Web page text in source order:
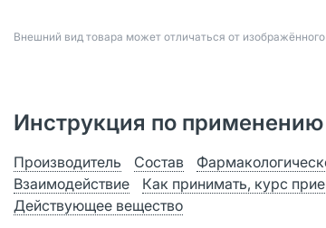
Bнешний вид товара может отличаться от изображённого
Инструкция по применению
Производитель Состав
Взаимодействие
Как принимать, курс
Действующее вещество